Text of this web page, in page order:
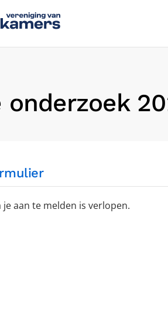
onderzoek
aan te melden is verlopen.